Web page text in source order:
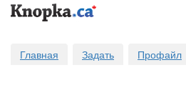
Главная Задать Профайл